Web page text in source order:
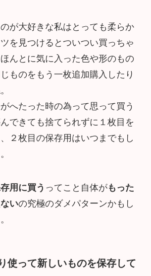
が大好きな私はとっても柔らか
を見つけるとついつい買っちゃ
んとに気に入った色や形のもの
ものをもう一枚追加購入したり
へたった時の為って思って買う
できても捨てられずに１枚目を
２枚目の保存用はいつまでもし
用に買う ってこと自体がもった
いの究極のダメパターンかもし
使って新しいものを保存して